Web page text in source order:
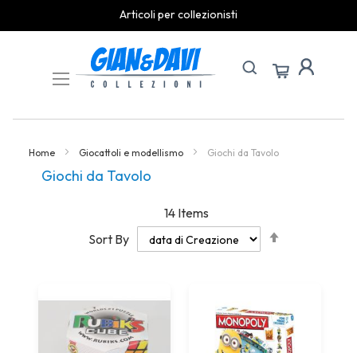
Articoli per collezionisti
Content
Home Giocattoli e modellismo Giochi da Tavolo
Giochi da Tavolo
14 Items
Sort By